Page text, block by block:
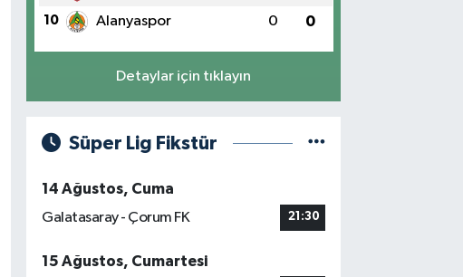
10 Alanyaspor 0 0
Detaylar için tıklayın
Süper Lig Fikstür
14 Ağustos, Cuma
Galatasaray - Çorum FK
21:30
15 Ağustos, Cumartesi